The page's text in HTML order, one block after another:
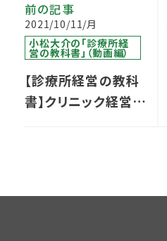
前の記事
2021/10/11/月
小松大介の「診療所経
営の教科書」（動画編）
【診療所経営の教科
書】クリニック経営に